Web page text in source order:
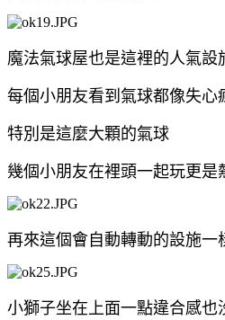
魔法氣球屋也是這裡的人氣設
每個小朋友看到氣球都像失心
特別是這麼大顆的氣球
幾個小朋友在裡頭一起玩更是
再來這個會自動轉動的設施一
小獅子坐在上面一點違合感也